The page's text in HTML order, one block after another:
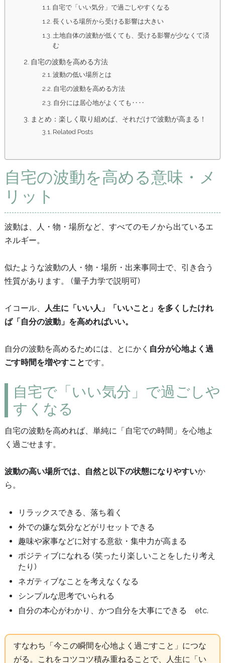
自宅で「いい気分」で過ごしやすくなる
長くいる場所から受ける影響は大きい
土地自体の波動が低くても、受ける影響が少なくて済
む
自宅の波動を高める方法
波動の低い場所とは
自宅の波動を高める方法
自分には居心地がよくても‥‥
まとめ：楽しく取り組めば、それだけで波動が高まる！
Related Posts
自宅の波動を高める意味・メ
リット
波動は、人・物・場所など、すべてのモノから出ているエ
ネルギー。
似たような波動の人・物・場所・出来事同士で、引き合う
性質があります。 (量子力学で説明可)
イコール、
人生に「いい人」「いいこと」を多くしたけれ
ば「自分の波動」を高めればいい。
自分の波動を高めるためには、とにかく 自分が心地よく過
ごす時間を増やすことです。
自宅で「いい気分」で過ごしや
すくなる
自宅の波動を高めれば、単純に「自宅での時間」を心地よ
く過ごせます。
波動の高い場所では、自然と以下の状態になりやすいか
ら。
リラックスできる、落ち着く
外での嫌な気分などがリセットできる
趣味や家事などに対する意欲・集中力が高まる
ポジティブになれる (笑ったり楽しいことをしたり考え
たり)
ネガティブなことを考えなくなる
シンプルな思考でいられる
自分の本心がわかり、かつ自分を大事にできる etc.
すなわち「今この瞬間を心地よく過ごすこと」につな
がる。これをコツコツ積み重ねることで、人生に「い